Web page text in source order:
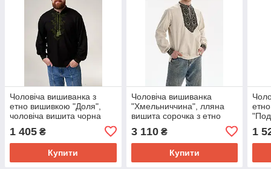
Чоловіча вишиванка з
етно вишивкою "Доля",
чоловіча вишита чорна
сорочка з довгим рукавом
1 405 ₴
Купити
Чоловіча вишиванка
"Хмельниччина", лляна
вишита сорочка з етно
3 110₴
Купити
1